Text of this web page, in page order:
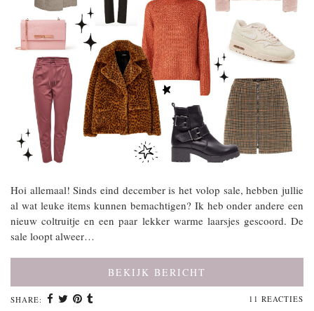
Hoi allemaal! Sinds eind december is het volop sale, hebben jullie
al wat leuke items kunnen bemachtigen? Ik heb onder andere een
nieuw coltruitje en een paar lekker warme laarsjes gescoord. De
sale loopt alweer…
BEKIJK BERICHT
SHARE: 11 REACTIES